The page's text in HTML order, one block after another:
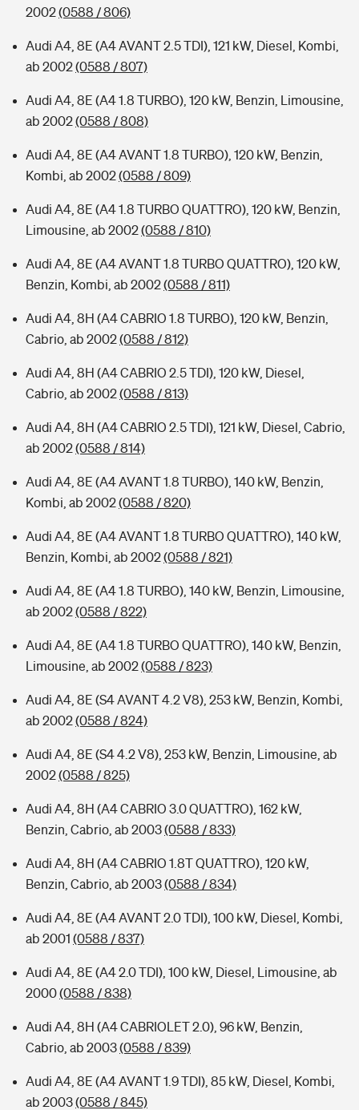
2002(0588 / 806)
Audi A4, 8E (A4 AVANT 2.5 TDI), 121 kW, Diesel, Kombi,
ab 2002(0588 / 807)
Audi A4, 8E (A4 1.8 TURBO), 120 kW, Benzin, Limousine,
ab 2002(0588 / 808)
Audi A4, 8E (A4 AVANT 1.8 TURBO), 120 kW, Benzin,
Kombi, ab 2002(0588 / 809)
Audi A4, 8E (A4 1.8 TURBO QUATTRO), 120 kW, Benzin,
Limousine, ab 2002(0588 / 810)
Audi A4, 8E (A4 AVANT 1.8 TURBO QUATTRO), 120 kW,
Benzin, Kombi, ab 2002(0588 / 811)
Audi A4, 8H (A4 CABRIO 1.8 TURBO), 120 kW, Benzin,
Cabrio, ab 2002(0588 / 812)
Audi A4, 8H (A4 CABRIO 2.5 TDI), 120 kW, Diesel,
Cabrio, ab 2002(0588 / 813)
Audi A4, 8H (A4 CABRIO 2.5 TDI), 121 kW, Diesel, Cabrio,
ab 2002(0588 / 814)
Audi A4, 8E (A4 AVANT 1.8 TURBO), 140 kW, Benzin,
Kombi, ab 2002(0588 / 820)
Audi A4, 8E (A4 AVANT 1.8 TURBO QUATTRO), 140 kW,
Benzin, Kombi, ab 2002(0588 / 821)
Audi A4, 8E (A4 1.8 TURBO), 140 kW, Benzin, Limousine,
ab 2002(0588 / 822)
Audi A4, 8E (A4 1.8 TURBO QUATTRO), 140 kW, Benzin,
Limousine, ab 2002(0588 / 823)
Audi A4, 8E (S4 AVANT 4.2 V8), 253 kW, Benzin, Kombi,
ab 2002(0588 / 824)
Audi A4, 8E (S4 4.2 V8), 253 kW, Benzin, Limousine, ab
2002(0588 / 825)
Audi A4, 8H (A4 CABRIO 3.0 QUATTRO), 162 kW,
Benzin, Cabrio, ab 2003(0588 / 833)
Audi A4, 8H (A4 CABRIO 1.8T QUATTRO), 120 kW,
Benzin, Cabrio, ab 2003(0588 / 834)
Audi A4, 8E (A4 AVANT 2.0 TDI), 100 kW, Diesel, Kombi,
ab 2001 (0588 / 837)
Audi A4, 8E (A4 2.0 TDI), 100 kW, Diesel, Limousine, ab
2000(0588 / 838)
Audi A4, 8H (A4 CABRIOLET 2.0), 96 kW, Benzin,
Cabrio, ab 2003(0588 / 839)
Audi A4, 8E (A4 AVANT 1.9 TDI), 85 kW, Diesel, Kombi,
ab 2003(0588 / 845)